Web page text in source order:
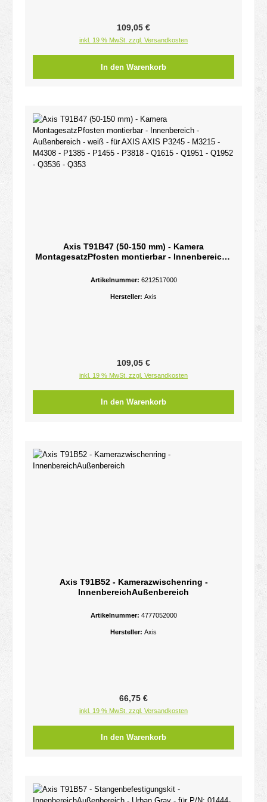
Regulärer Preis:
109,05 €
inkl. 19 % MwSt. zzgl. Versandkosten
In den Warenkorb
Axis T91B47 (50-150 mm) - Kamera
MontagesatzPfosten montierbar - Innenbereich -
M3215 - M4308 - P1385 - P1455 - P3818 - Q1615 -
Artikelnummer: 6212517000
Hersteller: Axis
Regulärer Preis:
109,05 €
inkl. 19 % MwSt. zzgl. Versandkosten
In den Warenkorb
Axis T91B52 - Kamerazwischenring -
InnenbereichAußenbereich
Artikelnummer: 4777052000
Hersteller: Axis
Regulärer Preis:
66,75 €
inkl. 19 % MwSt. zzgl. Versandkosten
In den Warenkorb